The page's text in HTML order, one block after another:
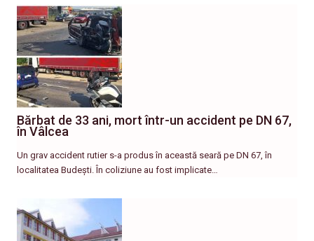
Bărbat de 33 ani, mort într-un accident pe DN 67,
în Vâlcea
Un grav accident rutier s-a produs în această seară pe DN 67, în
localitatea Budești. În coliziune au fost implicate…